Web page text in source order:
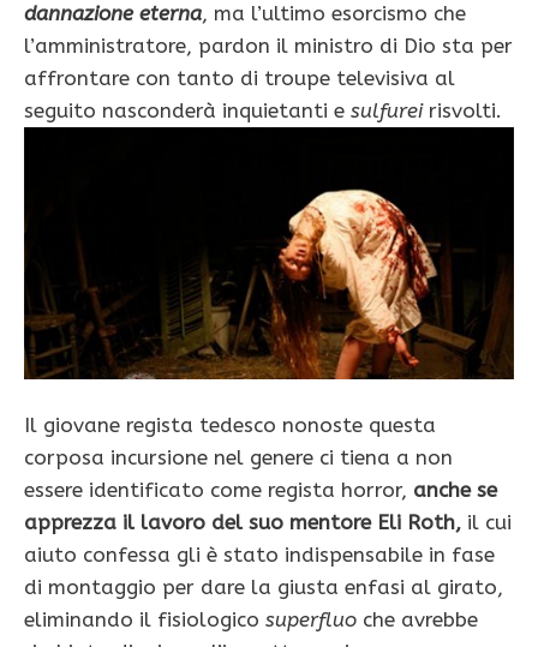
dannazione eterna, ma l’ultimo esorcismo che
l’amministratore, pardon il ministro di Dio sta per
affrontare con tanto di troupe televisiva al
seguito nasconderà inquietanti e sulfurei risvolti.
Il giovane regista tedesco nonoste questa
corposa incursione nel genere ci tiena a non
essere identificato come regista horror, anche se
apprezza il lavoro del suo mentore Eli Roth, il cui
aiuto confessa gli è stato indispensabile in fase
di montaggio per dare la giusta enfasi al girato,
eliminando il fisiologico superfluo che avrebbe